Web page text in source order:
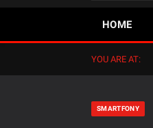
HOME
YOU ARE AT:
SMARTFONY